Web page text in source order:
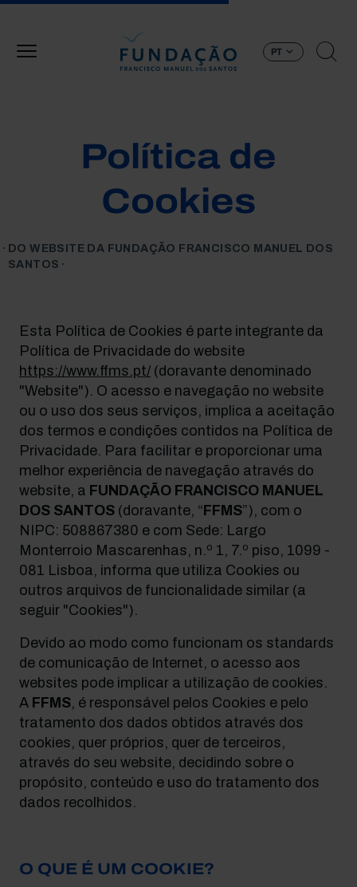
PT
Política de
Cookies
DO WEBSITE DA FUNDAÇÃO FRANCISCO MANUEL DOS
SANTOS
Esta Política de Cookies é parte integrante da
Política de Privacidade do website
https://www.ffms.pt/ (doravante denominado
"Website"). O acesso e navegação no website
ou o uso dos seus serviços, implica a aceitação
dos termos e condições contidos na Política de
Privacidade. Para facilitar e proporcionar uma
melhor experiência de navegação através do
website, a FUNDAÇÃO FRANCISCO MANUEL
DOS SANTOS (doravante, “ FFMS”), com o
NIPC: 508867380 e com Sede: Largo
Monterroio Mascarenhas, n.º 1, 7.º piso, 1099 -
081 Lisboa, informa que utiliza Cookies ou
outros arquivos de funcionalidade similar (a
seguir "Cookies").
Devido ao modo como funcionam os standards
de comunicação de Internet, o acesso aos
websites pode implicar a utilização de cookies.
A FFMS, é responsável pelos Cookies e pelo
tratamento dos dados obtidos através dos
cookies, quer próprios, quer de terceiros,
através do seu website, decidindo sobre o
propósito, conteúdo e uso do tratamento dos
dados recolhidos.
O QUE É UM COOKIE?